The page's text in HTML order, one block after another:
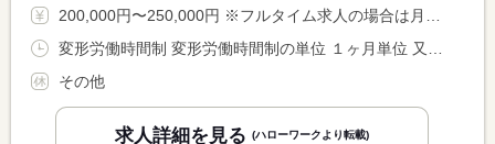
200,000円〜250,000円 ※フルタイム求人の場合は月額（換算額）、パート求人の場合は時間額を表示しています。
その他
求人詳細を見る (ハローワークより転載)